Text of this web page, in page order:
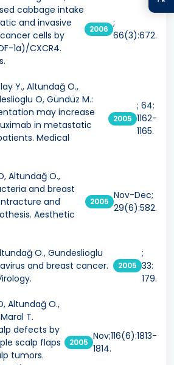
cabbage intake
and invasive
cells by
1a)/CXCR4.
2006
;
66(3):672.
Y., Altundağ O.,
O, Gündüz M.:
may increase
in metastatic
Medical
2005
; 64:
1162-
1165.
Altundağ O.,
and breast
and
Aesthetic
2005
Nov-Dec;
29(6):582.
O., Gundeslioglu
and breast cancer.
2005
;
33:
179.
Altundağ O.,
T.
defects by
scalp flaps
tumors.
2005
Nov;116(6):1813-
1814.